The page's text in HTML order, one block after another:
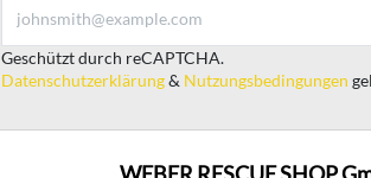
Geschützt durch reCAPTCHA.
Datenschutzerklärung& Nutzungsbedingungen